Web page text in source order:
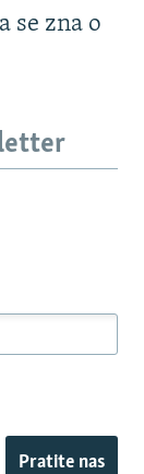
se zna o
Pratite nas